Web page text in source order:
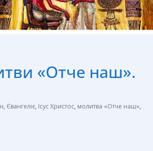
«Отче наш».
, Євангеліє, Ісус Христос, молитва «Отче наш»,